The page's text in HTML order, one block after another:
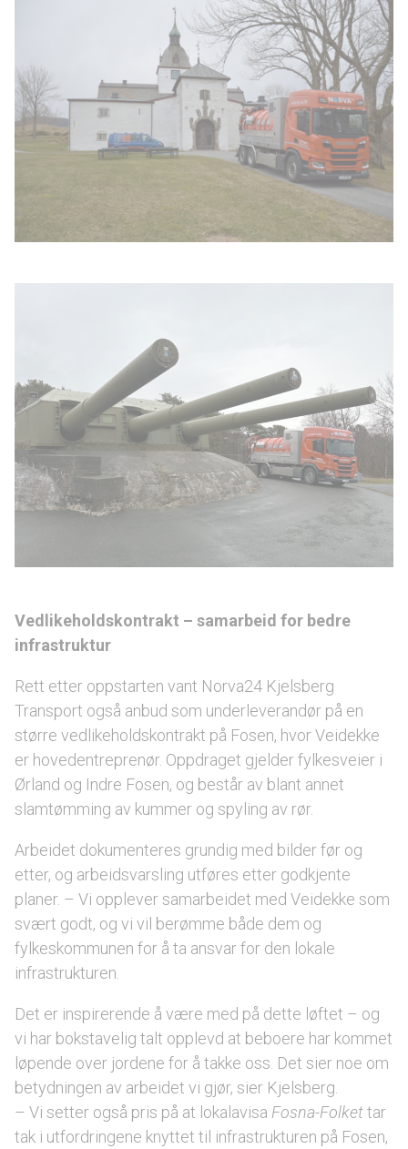
Vedlikeholdskontrakt – samarbeid for bedre
infrastruktur
Rett etter oppstarten vant Norva24 Kjelsberg
Transport også anbud som underleverandør på en
større vedlikeholdskontrakt på Fosen, hvor Veidekke
er hovedentreprenør. Oppdraget gjelder fylkesveier i
Ørland og Indre Fosen, og består av blant annet
slamtømming av kummer og spyling av rør.
Arbeidet dokumenteres grundig med bilder før og
etter, og arbeidsvarsling utføres etter godkjente
planer. – Vi opplever samarbeidet med Veidekke som
svært godt, og vi vil berømme både dem og
fylkeskommunen for å ta ansvar for den lokale
infrastrukturen.
Det er inspirerende å være med på dette løftet – og
vi har bokstavelig talt opplevd at beboere har kommet
løpende over jordene for å takke oss. Det sier noe om
betydningen av arbeidet vi gjør, sier Kjelsberg.
– Vi setter også pris på at lokalavisa Fosna-Folkettar
tak i utfordringene knyttet til infrastrukturen på Fosen,